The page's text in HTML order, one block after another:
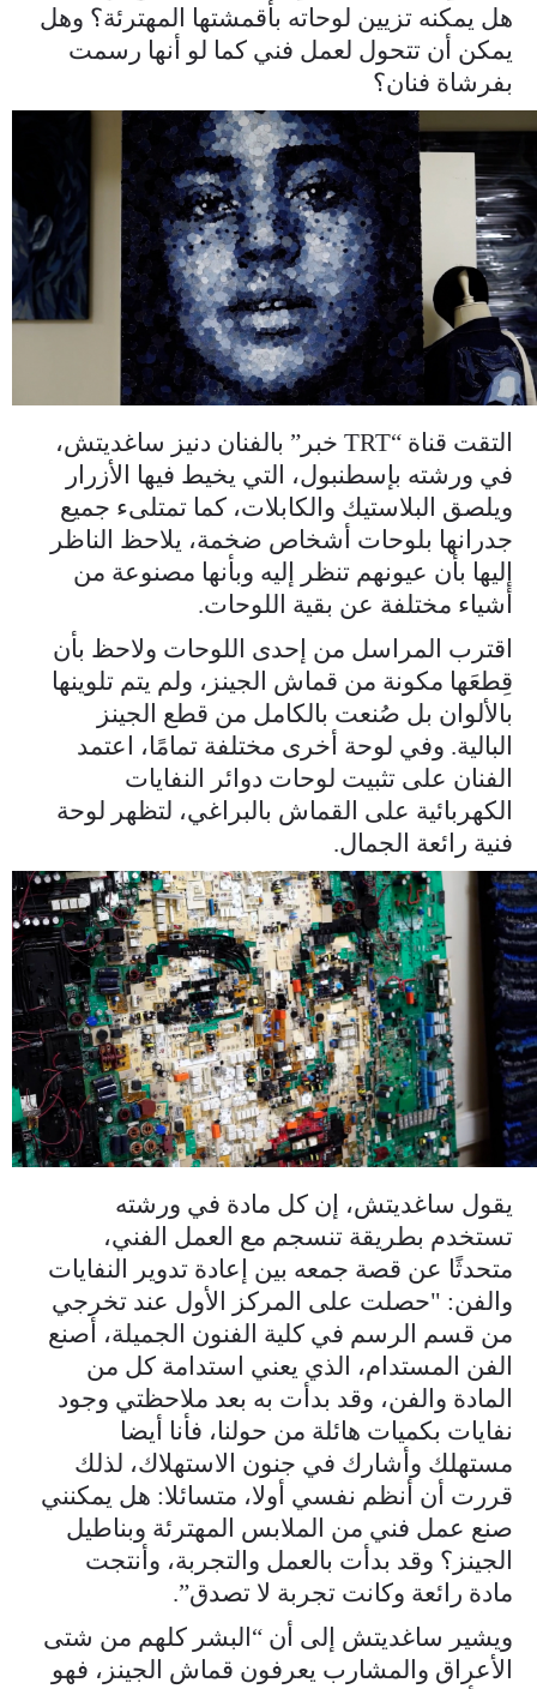
هل يمكنه تزيين لوحاته بأقمشتها المهترئة؟ وهل
يمكن أن تتحول لعمل فني كما لو أنها رسمت
بفرشاة فنان؟
master_00_01_14_21_still006.jpg
التقت قناة “TRT خبر” بالفنان دنيز ساغديتش،
في ورشته بإسطنبول، التي يخيط فيها الأزرار
ويلصق البلاستيك والكابلات، كما تمتلىء جميع
جدرانها بلوحات أشخاص ضخمة، يلاحظ الناظر
إليها بأن عيونهم تنظر إليه وبأنها مصنوعة من
أشياء مختلفة عن بقية اللوحات.
اقترب المراسل من إحدى اللوحات ولاحظ بأن
قِطعَها مكونة من قماش الجينز، ولم يتم تلوينها
بالألوان بل صُنعت بالكامل من قطع الجينز
البالية. وفي لوحة أخرى مختلفة تمامًا، اعتمد
الفنان على تثبيت لوحات دوائر النفايات
الكهربائية على القماش بالبراغي، لتظهر لوحة
فنية رائعة الجمال.
master_00_03_01_22_still014.jpg
يقول ساغديتش، إن كل مادة في ورشته
تستخدم بطريقة تنسجم مع العمل الفني،
متحدثًا عن قصة جمعه بين إعادة تدوير النفايات
والفن: "حصلت على المركز الأول عند تخرجي
من قسم الرسم في كلية الفنون الجميلة، أصنع
الفن المستدام، الذي يعني استدامة كل من
المادة والفن، وقد بدأت به بعد ملاحظتي وجود
نفايات بكميات هائلة من حولنا، فأنا أيضا
مستهلك وأشارك في جنون الاستهلاك، لذلك
قررت أن أنظم نفسي أولا، متسائلا: هل يمكنني
صنع عمل فني من الملابس المهترئة وبناطيل
الجينز؟ وقد بدأت بالعمل والتجربة، وأنتجت
مادة رائعة وكانت تجربة لا تصدق”.
ويشير ساغديتش إلى أن “البشر كلهم من شتى
الأعراق والمشارب يعرفون قماش الجينز، فهو